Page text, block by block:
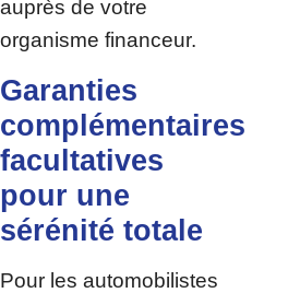
auprès de votre
organisme financeur.
Garanties
complémentaires
facultatives
pour une
sérénité totale
Pour les automobilistes